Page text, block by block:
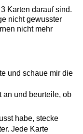
Karten darauf sind.
nicht gewusster
nicht mehr
und schaue mir die
an und beurteile, ob
habe, stecke
Jede Karte